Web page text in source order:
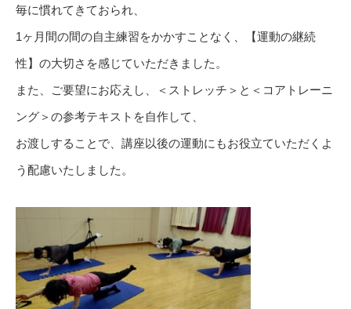
毎に慣れてきておられ、
1ヶ月間の間の自主練習をかかすことなく、【運動の継続
性】の大切さを感じていただきました。
また、ご要望にお応えし、＜ストレッチ＞と＜コアトレーニ
ング＞の参考テキストを自作して、
お渡しすることで、講座以後の運動にもお役立ていただくよ
う配慮いたしました。